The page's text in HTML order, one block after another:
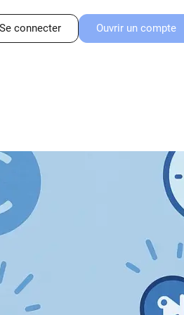
Se connecter Ouvrir un compte